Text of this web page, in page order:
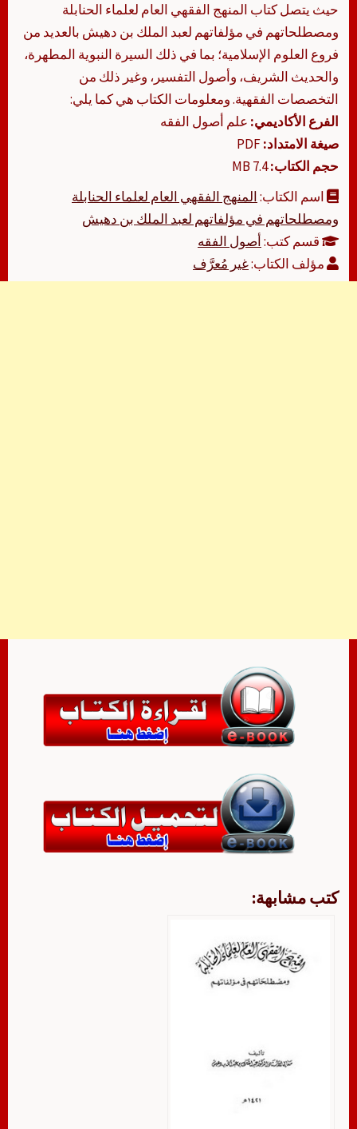
حيث يتصل كتاب المنهج الفقهي العام لعلماء الحنابلة
ومصطلحاتهم في مؤلفاتهم لعبد الملك بن دهيش بالعديد من
فروع العلوم الإسلامية؛ بما في ذلك السيرة النبوية المطهرة،
والحديث الشريف، وأصول التفسير، وغير ذلك من
التخصصات الفقهية. ومعلومات الكتاب هي كما يلي:
الفرع الأكاديمي: علم أصول الفقه
صيغة الامتداد:
حجم الكتاب:7.4 MB
اسم الكتاب:المنهج الفقهي العام لعلماء الحنابلة
ومصطلحاتهم في مؤلفاتهم لعبد الملك بن دهيش
قسم كتب:أصول الفقه
مؤلف الكتاب:غير مُعرَّف
كتب مشابهة: